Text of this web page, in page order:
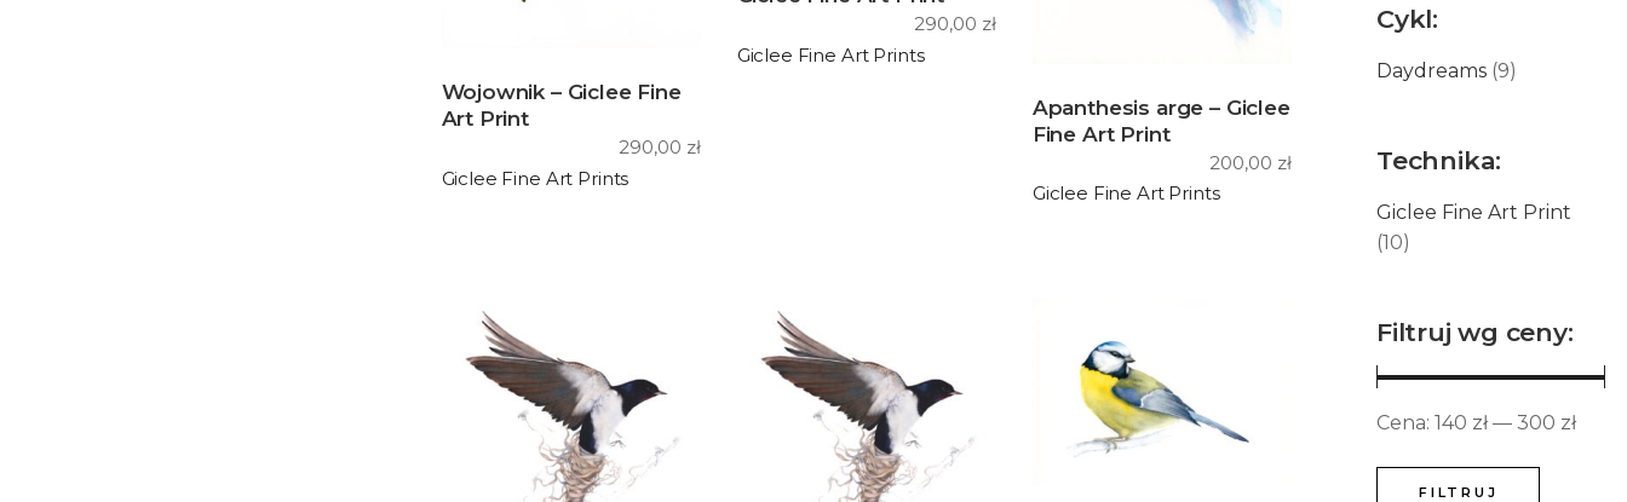
Wojownik – Giclee Fine
Art Print
290,00 zł
Giclee Fine Art Prints
290,00 zł
Giclee Fine Art Prints
Apanthesis arge – Giclee
Fine Art Print
200,00 zł
Giclee Fine Art Prints
Cykl:
Daydreams (9)
Technika:
Giclee Fine Art Print
(10)
Filtruj wg ceny:
FILTRUJ
Cena: 140 zł— 300 zł